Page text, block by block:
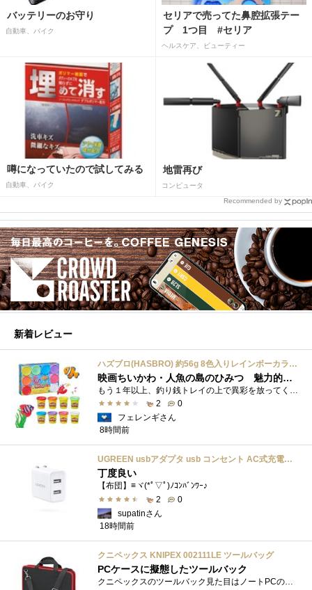
バッテリーのお守り
自動車、バイク
セリアで売ってた鼻腔拡張テー
プ 1つ目 #セリア
ヘルスケア、ビューティー
噂になっていたので試してみる
自動車、バイク
地雷再び
コンピュータ
Recommended by
新着レビュー
ハズブロ(HASBRO) 約56g 8色入りレインボーカラーのプレイ・ドー、新学期用品、2才以上のプリスクールの子供向け、子供向けのアート&クラフト 粘土 ねんど、こどもの日、子供の日プレゼント
映画ちいかわ・人魚の島のひみつ 魅力的なビラン：セイレーンを造ってみた
2
0
フェレンギさん
8時間前
UGREEN usbアダプタ usb コンセント AC式充電器 3.1A PSE認証済み 折りたたみ式プラグ 2ポート
丁度良い
【布団】≡ヾ(*ﾟ▽ﾟ)ﾉｺﾝﾊﾞﾝﾜｰ♪
2
0
supatinさん
18時間前
クニペックス KNIPEX 002111LE ツールバッグ
PCケースに擬態したツールバック
クニペックスのツールバック見た目はノートPCのバックみたい。中には工具を入れるポケットや工具を固定するゴムバンドが付いています。